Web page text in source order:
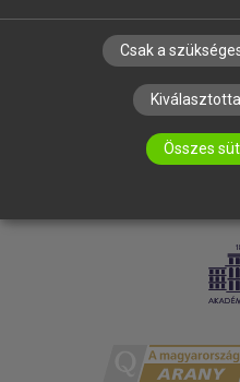
Csak a
Összes